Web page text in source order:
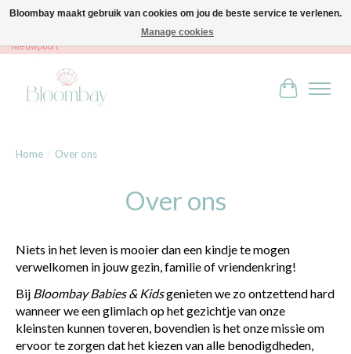
Bloombay - Babies & Kids - Bali home & interior - Robert Orlentpromenade 9A -
Nieuwpoort
Home / Over ons
Over ons
Niets in het leven is mooier dan een kindje te mogen
verwelkomen in jouw gezin, familie of vriendenkring!
Bij Bloombay Babies & Kidsgenieten we zo ontzettend hard
wanneer we een glimlach op het gezichtje van onze
kleinsten kunnen toveren, bovendien is het onze missie om
ervoor te zorgen dat het kiezen van alle benodigdheden,
Bloombay maakt gebruik van cookies om jou de beste service te verlenen.
Manage cookies